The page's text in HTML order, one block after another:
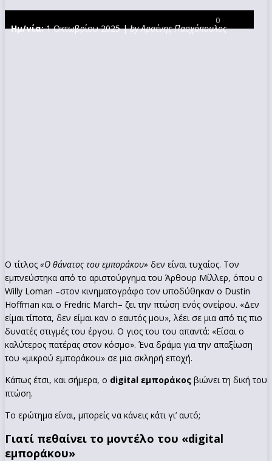
Ημ/νία:1 Οκτωβρίου 2025 |by Αρσένης Πασχόπουλος
0
Ο τίτλος «Ο θάνατος του εμποράκου» δεν είναι τυχαίος. Τον
εμπνεύστηκα από το αριστούργημα του Άρθουρ Μίλλερ, όπου ο
Willy Loman –στον κινηματογράφο τον υποδύθηκαν ο Dustin
Hoffman και ο Fredric March– ζει την πτώση ενός ονείρου. «Δεν
είμαι τίποτα, δεν είμαι καν ο εαυτός μου», λέει σε μια από τις πιο
δυνατές στιγμές του έργου. Ο γιος του του απαντά: «Είσαι ο
καλύτερος πατέρας στον κόσμο». Ένα δράμα για την απαξίωση
του «μικρού εμποράκου» σε μια σκληρή εποχή.
Κάπως έτσι, και σήμερα, ο digital εμποράκος βιώνει τη δική του
πτώση.
Το ερώτημα είναι, μπορείς να κάνεις κάτι γι’ αυτό;
Γιατί πεθαίνει το μοντέλο του «digital
εμποράκου»